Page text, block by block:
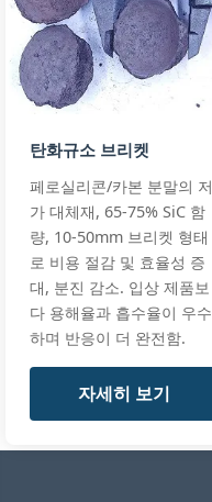
Cast Iron
Ferro
Silicon
(Foundry)
FeSi65-C1.5
Si:
Al:
Ca:
Low
Aluminum
Ferro
Silicon
72% (Low
Aluminum)
FeSi72-Low Al,
Si:
Al:
C:
탄화규소 브리켓
페로실리콘/카본 분말의 저
가 대체재, 65-75% SiC 함
량, 10-50mm 브리켓 형태
로 비용 절감 및 효율성 증
대, 분진 감소. 입상 제품보
다 용해율과 흡수율이 우수
하며 반응이 더 완전함.
자세히 보기